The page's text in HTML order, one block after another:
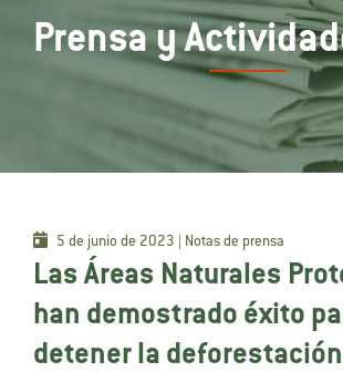
Prensa y
5 de junio de 2023 | Notas de prensa
Las Áreas Naturales
han demostrado éxito
detener la deforestación